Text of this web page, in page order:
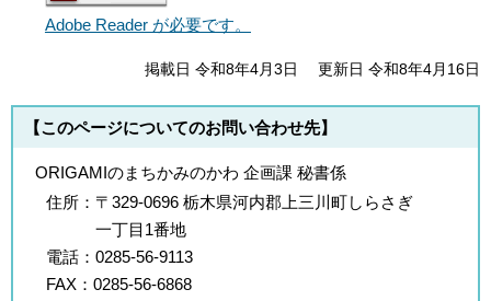
Adobe Reader が必要です。
掲載日 令和8年4月3日 更新日 令和8年4月16日
【このページについてのお問い合わせ先】
ORIGAMIのまちかみのかわ 企画課 秘書係
住所： 〒329-0696 栃木県河内郡上三川町しらさぎ
一丁目1番地
電話： 0285-56-9113
FAX： 0285-56-6868